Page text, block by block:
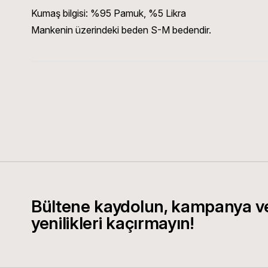
Kumaş bilgisi: %95 Pamuk, %5 Likra
Mankenin üzerindeki beden S-M bedendir.
Bültene kaydolun, kampanya
yenilikleri kaçırmayın!